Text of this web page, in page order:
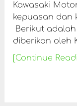
Kawasaki
kepuasan dan
Berikut
diberikan oleh
[Continue